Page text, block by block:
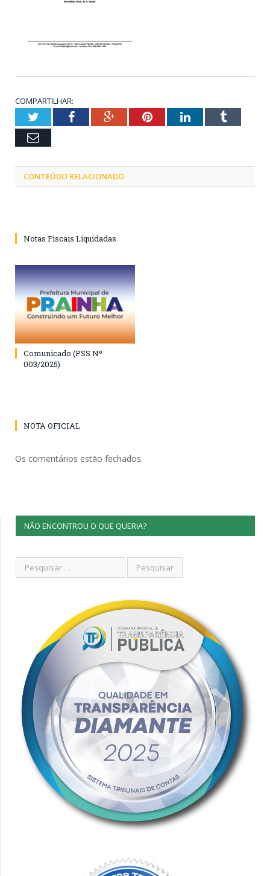
COMPARTILHAR:
TwitterFacebookGoogle+PinterestLinkedInTumblr
Email
CONTEÚDO RELACIONADO
Notas Fiscais Liquidadas
Comunicado (PSS Nº
003/2025)
NOTA OFICIAL
Os comentários estão fechados.
NÃO ENCONTROU O QUE QUERIA?